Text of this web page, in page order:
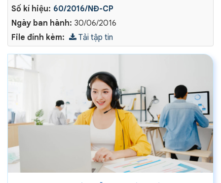
Số kí hiệu: 60/2016/NĐ-CP
Ngày ban hành: 30/06/2016
File đính kèm: Tải tập tin